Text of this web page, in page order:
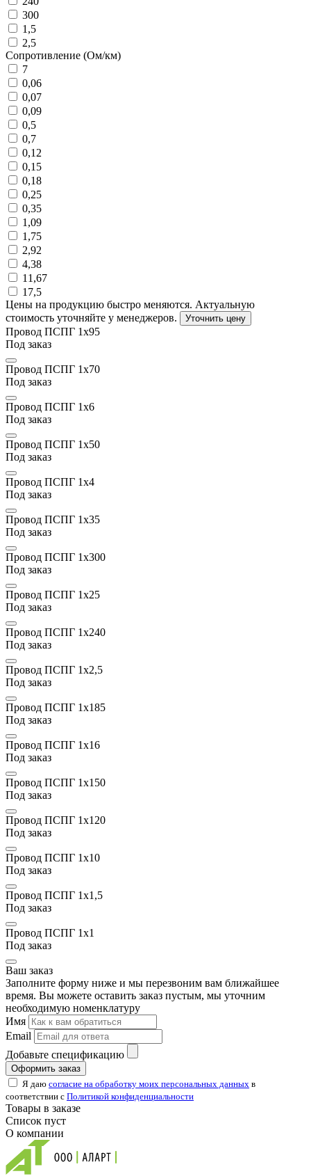
300
1,5
2,5
Сопротивление (Ом/км)
7
0,06
0,07
0,09
0,5
0,7
0,12
0,15
0,18
0,25
0,35
1,09
1,75
2,92
4,38
11,67
17,5
Цены на продукцию быстро меняются. Актуальную
стоимость уточняйте у менеджеров.
Уточнить цену
Провод ПСПГ 1х95
Под заказ
Провод ПСПГ 1х70
Под заказ
Провод ПСПГ 1х6
Под заказ
Провод ПСПГ 1х50
Под заказ
Провод ПСПГ 1х4
Под заказ
Провод ПСПГ 1х35
Под заказ
Провод ПСПГ 1х300
Под заказ
Провод ПСПГ 1х25
Под заказ
Провод ПСПГ 1х240
Под заказ
Провод ПСПГ 1х2,5
Под заказ
Провод ПСПГ 1х185
Под заказ
Провод ПСПГ 1х16
Под заказ
Провод ПСПГ 1х150
Под заказ
Провод ПСПГ 1х120
Под заказ
Провод ПСПГ 1х10
Под заказ
Провод ПСПГ 1х1,5
Под заказ
Провод ПСПГ 1х1
Под заказ
Ваш заказ
Заполните форму ниже и мы перезвоним вам ближайшее
время. Вы можете оставить заказ пустым, мы уточним
необходимую номенклатуру
Имя
Email
Добавьте спецификацию
Оформить заказ
Я даю согласие на обработку моих персональных данных в
соответствии с Политикой конфиденциальности
Товары в заказе
Список пуст
О компании